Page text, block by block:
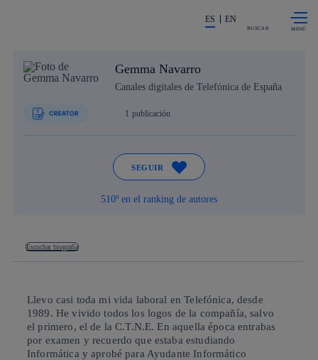
La acción en accionistas e
ES EN
BUSCAR
Gemma Navarro
Canales digitales de Telefónica de España
1 publicación
SEGUIR
510º en el ranking de autores
Escuchar biografía
Llevo casi toda mi vida laboral en Telefónica, desde
1989. He vivido todos los logos de la compañía, salvo
el primero, el de la C.T.N.E. En aquella época entrabas
por examen y recuerdo que estaba estudiando
Informática y aprobé para Ayudante Informático